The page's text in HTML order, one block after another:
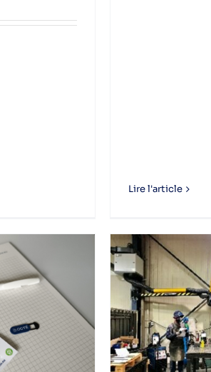
Lire l'article